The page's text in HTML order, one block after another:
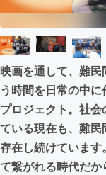
ビジネ
まちづ
CAMPFIRE
映画を通して、難民
う時間を日常の中
プロジェクト。社
ている現在も、難民
存在し続けています
て繋がれる時代だか